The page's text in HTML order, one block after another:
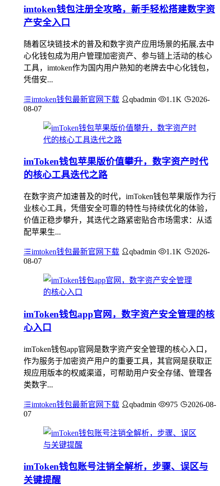
imtoken钱包注册全攻略，新手轻松搭建数字资
产安全入口
随着区块链技术的普及和数字资产应用场景的拓展,去中
心化钱包成为用户管理加密资产、参与链上活动的核心
工具，imtoken作为国内用户熟知的老牌去中心化钱包，
凭借安...
imtoken钱包最新官网下载 qbadmin 1.1K
2026-
08-07
imToken钱包苹果版价值攀升，数字资产时代
的核心工具迭代之路
在数字资产加速普及的时代，imToken钱包苹果版作为行
业核心工具，凭借安全可靠的特性与持续优化的体验，
价值正稳步攀升，其迭代之路紧密贴合市场需求：从适
配苹果生...
imtoken钱包最新官网下载 qbadmin 1.1K
2026-
08-07
imToken钱包app官网，数字资产安全管理的核
心入口
imToken钱包app官网是数字资产安全管理的核心入口，
作为服务于加密资产用户的重要工具，其官网是获取正
规应用版本的权威渠道，可帮助用户安全存储、管理各
类数字...
imtoken钱包最新官网下载 qbadmin 975
2026-08-
07
imToken钱包账号注销全解析，步骤、误区与
关键提醒